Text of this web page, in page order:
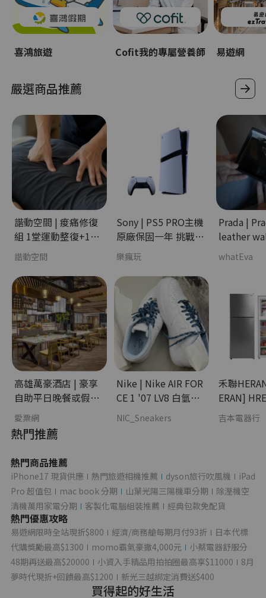
喜鴻旅遊 Cofit我的專屬營養師 易遊網
嚴選商品推薦
諧動空間 | 痠痛修復
組 1堂運動整復+1堂
個人課 - 課程學習分
期
諧動空間
Sony | PS5 PRO主機
原廠保固一年 挑戰銀
卡最低價 樹林區歡迎
自取 - 3C科技分期
樂瘋玩
Prada |
leather
時尚分期
whatEva
高雄萬豪酒店 | 豪享
自助平日晚餐或假日
午餐－四張一套 - 娛
樂休閒分期
愛票網
Nike | Nike AIR FOR
CE 1 '07 LV8 白氫藍
冰藍 - 流行潮牌分期
NIC_Sneakers
禾聯HERAN | [
ERAN]
變頻雙門
- 家電分期
吉本電器行
熱門推薦
熱門商品推薦
iPhone17 現貨供應 熱門旅遊相機推薦 dyson旅行吹風機
iPad
Pro 超值包
mac book 分期 山葉光陽三陽機車分期
除溼機空
清機萬用家電分期
客製化電腦組裝推薦 經典包款免配貨
熱門優惠攻略
易遊網限時全站現折$800 經濟/商務艙每期月付93折
日本代標
代購獎勵最高$1300
momo霸氣豪撒4,000元
小蔡電器舒服分
48期再送最高$20000
小資入手精品用拍拍圈最高享$11000
8月
夢時代現折+回饋最高$1200
新光三越綁定消費送$400
買得起的好生活